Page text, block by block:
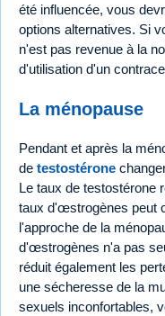
été influencée, vous
options alternatives. Si
n'est pas revenue à la
d'utilisation d'un
La ménopause
Pendant et après la
de testostérone
Le taux de testostérone
taux d'œstrogènes peut
l'approche de la
d'œstrogènes n'a pas
réduit également les
une sécheresse de la
sexuels inconfortables,